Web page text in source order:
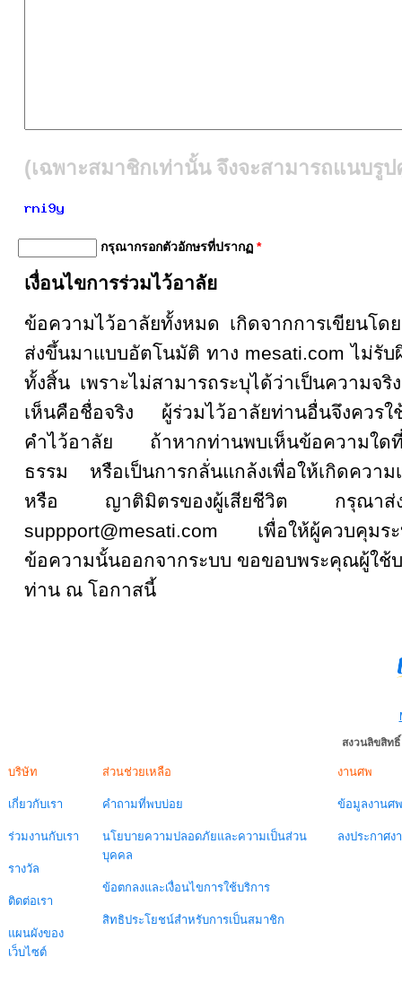
(เฉพาะสมาชิกเท่านั้น จึงจะสามารถแนบรู
กรุณากรอกตัวอักษรที่ปรากฏ *
เงื่อนไขการร่วมไว้อาลัย
ข้อความไว้อาลัยทั้งหมด เกิดจากการเขียนโด
ส่งขึ้นมาแบบอัตโนมัติ ทาง mesati.com ไม่รั
ทั้งสิ้น เพราะไม่สามารถระบุได้ว่าเป็นความจ
เห็นคือชื่อจริง ผู้ร่วมไว้อาลัยท่านอื่นจึงควรใ
คำไว้อาลัย ถ้าหากท่านพบเห็นข้อความใด
ธรรม หรือเป็นการกลั่นแกล้งเพื่อให้เกิดควา
หรือ ญาติมิตรของผู้เสียชีวิต กรุ
suppport@mesati.com เพื่อให้ผู้ควบคุมระ
ข้อความนั้นออกจากระบบ ขอขอบพระคุณผู้ใช้
ท่าน ณ โอกาสนี้
สงวนลิขสิท
บริษัท
เกี่ยวกับเรา
ร่วมงานกับเรา
รางวัล
ติดต่อเรา
แผนผังของ
เว็บไซต์
ส่วนช่วยเหลือ
คำถามที่พบบ่อย
นโยบายความปลอดภัยและความเป็นส่วน
บุคคล
ข้อตกลงและเงื่อนไขการใช้บริการ
สิทธิประโยชน์สำหรับการเป็นสมาชิก
งานศพ
ข้อมูลงานศพ
ลงประกาศง